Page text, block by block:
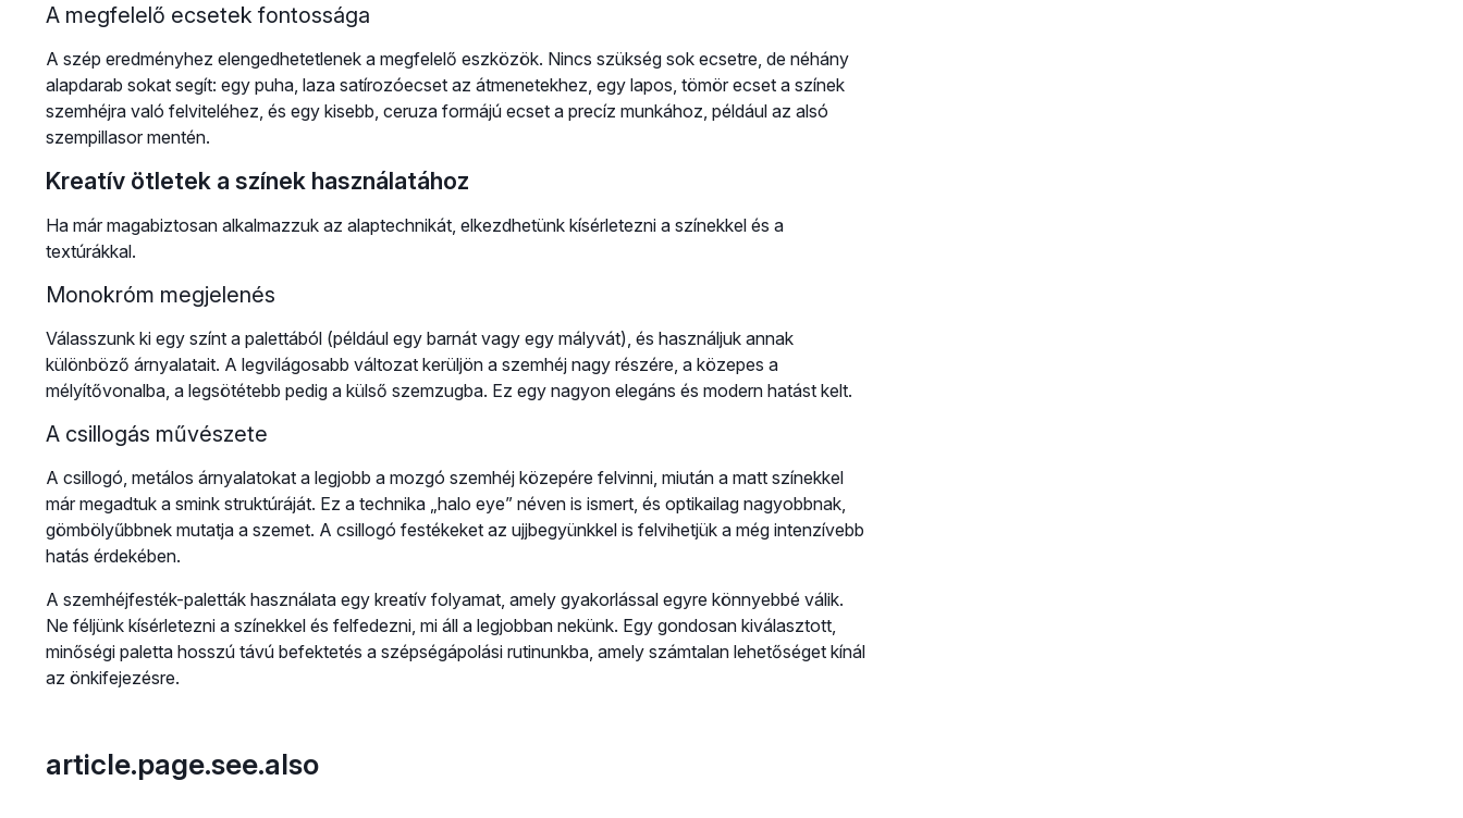
A megfelelő ecsetek fontossága
A szép eredményhez elengedhetetlenek a megfelelő eszközök. Nincs szükség sok ecsetre, de néhány
alapdarab sokat segít: egy puha, laza satírozóecset az átmenetekhez, egy lapos, tömör ecset a színek
szemhéjra való felviteléhez, és egy kisebb, ceruza formájú ecset a precíz munkához, például az alsó
szempillasor mentén.
Kreatív ötletek a színek használatához
Ha már magabiztosan alkalmazzuk az alaptechnikát, elkezdhetünk kísérletezni a színekkel és a
textúrákkal.
Monokróm megjelenés
Válasszunk ki egy színt a palettából (például egy barnát vagy egy mályvát), és használjuk annak
különböző árnyalatait. A legvilágosabb változat kerüljön a szemhéj nagy részére, a közepes a
mélyítővonalba, a legsötétebb pedig a külső szemzugba. Ez egy nagyon elegáns és modern hatást kelt.
A csillogás művészete
A csillogó, metálos árnyalatokat a legjobb a mozgó szemhéj közepére felvinni, miután a matt színekkel
már megadtuk a smink struktúráját. Ez a technika „halo eye” néven is ismert, és optikailag nagyobbnak,
gömbölyűbbnek mutatja a szemet. A csillogó festékeket az ujjbegyünkkel is felvihetjük a még intenzívebb
hatás érdekében.
A szemhéjfesték-paletták használata egy kreatív folyamat, amely gyakorlással egyre könnyebbé válik.
Ne féljünk kísérletezni a színekkel és felfedezni, mi áll a legjobban nekünk. Egy gondosan kiválasztott,
minőségi paletta hosszú távú befektetés a szépségápolási rutinunkba, amely számtalan lehetőséget kínál
az önkifejezésre.
article.page.see.also